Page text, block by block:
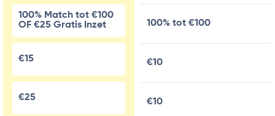
100% Match tot €100
OF €25 Gratis Inzet
€15
€25
100% tot €100
€10
€10